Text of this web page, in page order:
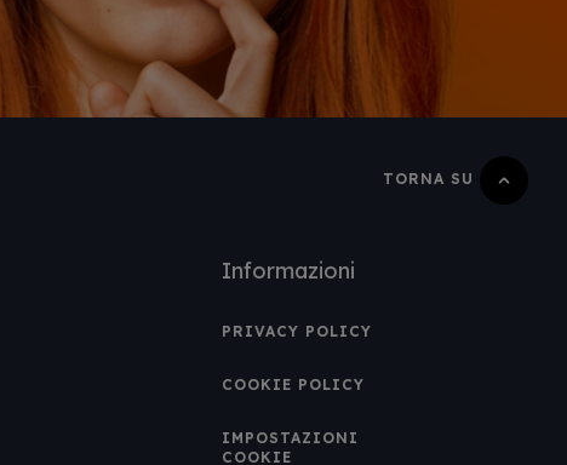
TORNA SU
Informazioni
PRIVACY POLICY
COOKIE POLICY
IMPOSTAZIONI
COOKIE